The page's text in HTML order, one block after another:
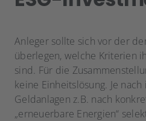
Anleger sollte sich vor der
überlegen, welche Kriterien
sind. Für die
keine Einheitslösung. Je
Geldanlagen z.B. nach
„erneuerbare Energien“